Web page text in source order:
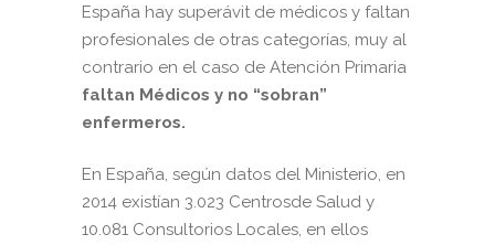
España hay superávit de médicos y faltan
profesionales de otras categorías, muy al
contrario en el caso de Atención Primaria
faltan Médicos y no “sobran”
enfermeros.
En España, según datos del Ministerio, en
2014 existían 3.023 Centrosde Salud y
10.081 Consultorios Locales, en ellos